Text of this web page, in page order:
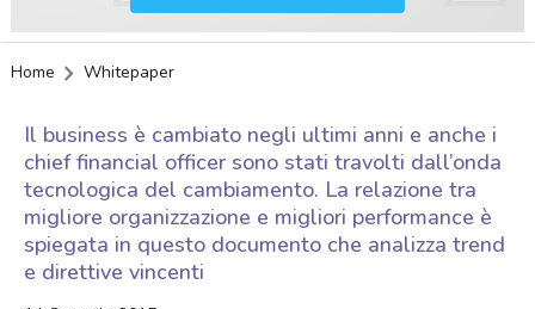
Home Whitepaper
Il business è cambiato negli ultimi anni e anche i
chief financial officer sono stati travolti dall’onda
tecnologica del cambiamento. La relazione tra
migliore organizzazione e migliori performance è
spiegata in questo documento che analizza trend
e direttive vincenti